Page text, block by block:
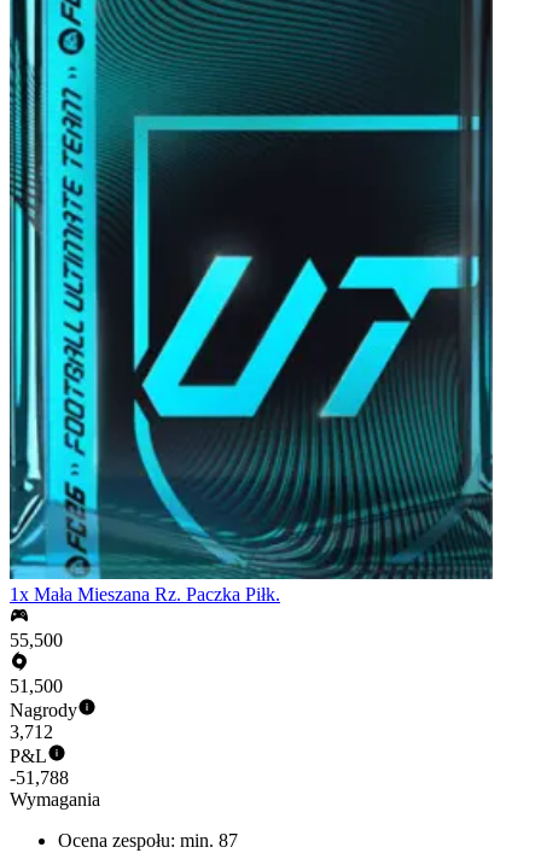
1x Mała Mieszana Rz. Paczka Piłk.
55,500
51,500
Nagrody
3,712
P&L
-51,788
Wymagania
Ocena zespołu: min. 87